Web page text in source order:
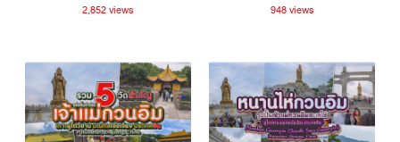
2,852 views 948 views